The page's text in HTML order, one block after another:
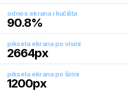
odnos ekrana i kućišta
90.8%
piksela ekrana po visini
2664px
piksela ekrana po širini
1200px